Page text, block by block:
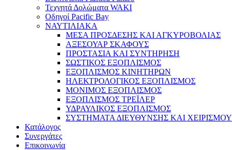
Τεχνητά Δολώματα WAKI
Οδηγοί Pacific Bay
ΝΑΥΤΙΛΙΑΚΑ
ΜΕΣΑ ΠΡΟΣΔΕΣΗΣ ΚΑΙ ΑΓΚΥΡΟΒΟΛΙΑΣ
ΑΞΕΣΟΥΑΡ ΣΚΑΦΟΥΣ
ΠΡΟΣΤΑΣΙΑ ΚΑΙ ΣΥΝΤΗΡΗΣΗ
ΣΩΣΤΙΚΟΣ ΕΞΟΠΛΙΣΜΟΣ
ΕΞΟΠΛΙΣΜΟΣ ΚΙΝΗΤΗΡΩΝ
ΗΛΕΚΤΡΟΛΟΓΙΚΟΣ ΕΞΟΠΛΙΣΜΟΣ
ΜΟΝΙΜΟΣ ΕΞΟΠΛΙΣΜΟΣ
ΕΞΟΠΛΙΣΜΟΣ ΤΡΕΪΛΕΡ
ΥΔΡΑΥΛΙΚΟΣ ΕΞΟΠΛΙΣΜΟΣ
ΣΥΣΤΗΜΑΤΑ ΔΙΕΥΘΥΝΣΗΣ ΚΑΙ ΧΕΙΡΙΣΜΟΥ
Κατάλογος
Συνεργάτες
Επικοινωνία